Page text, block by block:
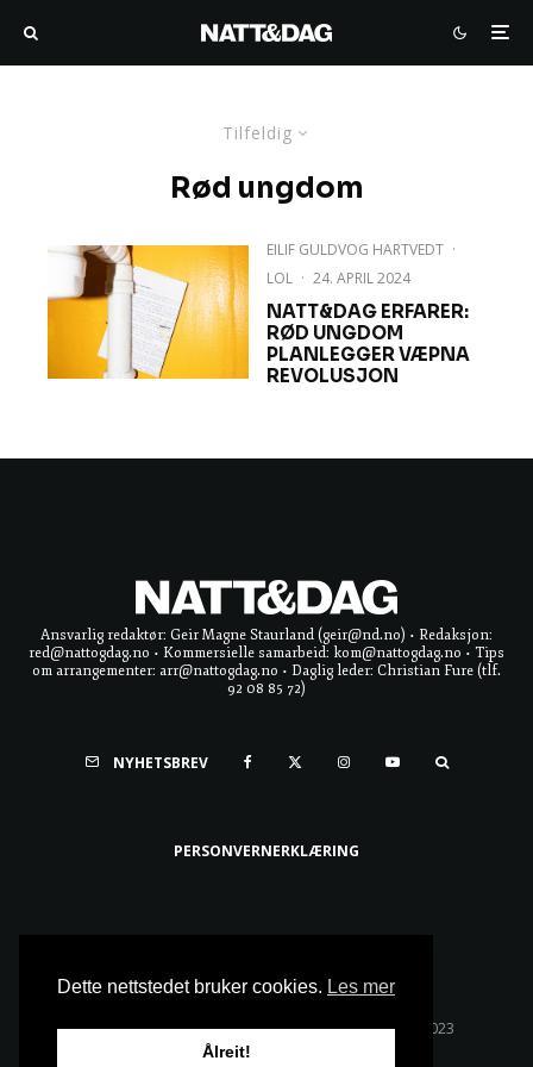
Tilfeldig
Rød ungdom
EILIF GULDVOG HARTVEDT ·
LOL · 24. APRIL 2024
NATT&DAG ERFARER:
RØD UNGDOM
PLANLEGGER VÆPNA
REVOLUSJON
Ansvarlig redaktør: Geir Magne Staurland (geir@nd.no) • Redaksjon:
red@nattogdag.no • Kommersielle samarbeid: kom@nattogdag.no • Tips
om arrangementer: arr@nattogdag.no • Daglig leder: Christian Fure (tlf.
92 08 85 72)
NYHETSBREV
PERSONVERNERKLÆRING
Alle rettigheter reservert • Copyright © Natt & Dag 2023
Dette nettstedet bruker cookies. Les mer
Ålreit!